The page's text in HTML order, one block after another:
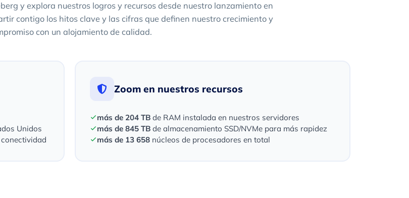
y explora nuestros logros y recursos desde nuestro lanzamiento en
contigo los hitos clave y las cifras que definen nuestro crecimiento y
con un alojamiento de calidad.
Unidos
Zoom en nuestros recursos
más de 204 TB de RAM instalada en nuestros servidores
más de 845 TB de almacenamiento SSD/NVMe para más rapidez
más de 13 658 núcleos de procesadores en total